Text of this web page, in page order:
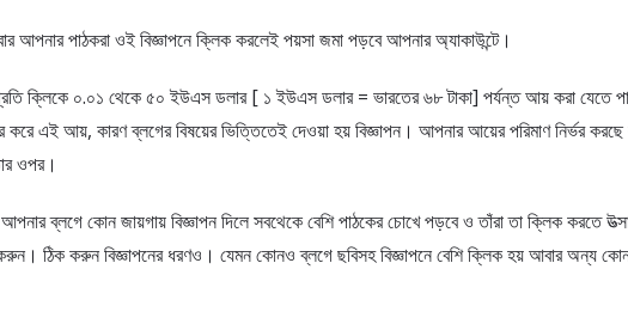
পাঠকরা ওই বিজ্ঞাপনে ক্লিক করলেই পয়সা জমা পড়বে আপনার অ্যাকাউন্টে।
ক্লিকে ০.০১ থেকে ৫০ ইউএস ডলার [ ১ ইউএস ডলার = ভারতের ৬৮ টাকা] পর্যন্ত আয় করা যেতে
করে এই আয়, কারণ ব্লগের বিষয়ের ভিত্তিতেই দেওয়া হয় বিজ্ঞাপন। আপনার আয়ের পরিমাণ নির্ভর
ওপর।
ব্লগে কোন জায়গায় বিজ্ঞাপন দিলে সবথেকে বেশি পাঠকের চোখে পড়বে ও তাঁরা তা ক্লিক করতে
করুন। ঠিক করুন বিজ্ঞাপনের ধরণও। যেমন কোনও ব্লগে ছবিসহ বিজ্ঞাপনে বেশি ক্লিক হয় আবার অন্য